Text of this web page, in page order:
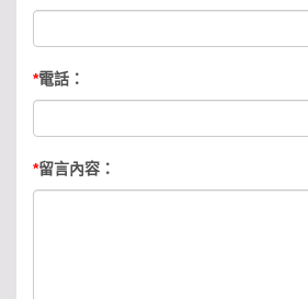
*電話：
*留言內容：